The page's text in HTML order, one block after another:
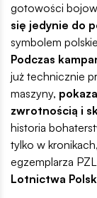
gotowości
się jedynie do
symbolem
Podczas
już technicznie
maszyny,
zwrotnością i
historia
tylko w
egzemplarza
Lotnictwa